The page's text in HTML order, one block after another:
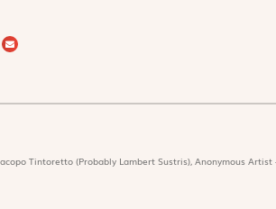
Tintoretto (Probably Lambert Sustris), Anonymous